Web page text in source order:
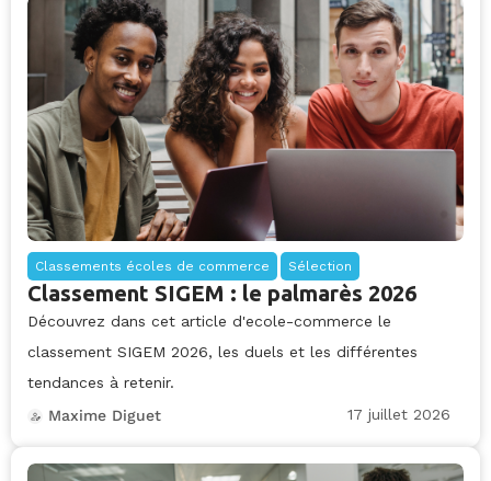
Classements écoles de commerce Sélection
Classement SIGEM : le palmarès 2026
Découvrez dans cet article d'ecole-commerce le
classement SIGEM 2026, les duels et les différentes
tendances à retenir.
Maxime Diguet
17 juillet 2026